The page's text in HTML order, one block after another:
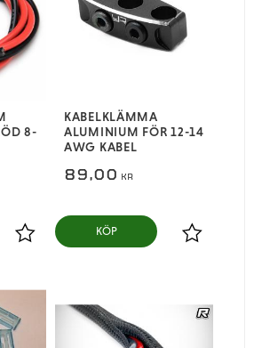
8-
Lägg till i favoriter
KABELKLÄMMA
ALUMINIUM FÖR 12-14
AWG KABEL
89,00 KR
Lägg till i
KÖP